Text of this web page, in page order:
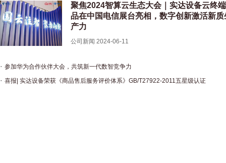
聚焦2024智算云生态大会｜实达设备云终
品在中国电信展台亮相，数字创新激活新质
产力
公司新闻 2024-06-11
参加华为合作伙伴大会，共筑新一代数智竞争力
公司新闻 2024-05-16
喜报| 实达设备荣获《商品售后服务评价体系》GB/T27922-2011五星级认证